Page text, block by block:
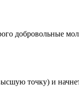
добровольные
точку) и